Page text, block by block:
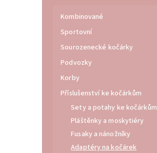
Kombinované
Sportovní
Sourozenecké kočárky
Podvozky
Korby
Příslušenství ke kočárkům
Sety a potahy ke kočárkům
Pláštěnky a moskytiéry
Fusaky a nánožníky
Adaptéry na kočárek